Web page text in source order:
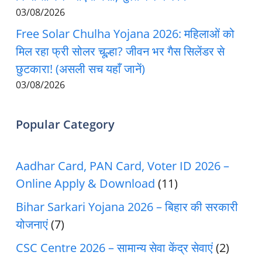
03/08/2026
Free Solar Chulha Yojana 2026: महिलाओं को
मिल रहा फ्री सोलर चूल्हा? जीवन भर गैस सिलेंडर से
छुटकारा! (असली सच यहाँ जानें)
03/08/2026
Popular Category
Aadhar Card, PAN Card, Voter ID 2026 –
Online Apply & Download (11)
Bihar Sarkari Yojana 2026 – बिहार की सरकारी
योजनाएं(7)
CSC Centre 2026 – सामान्य सेवा केंद्र सेवाएं(2)